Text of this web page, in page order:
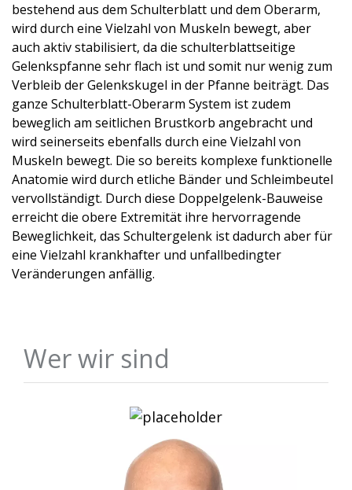
bestehend aus dem Schulterblatt und dem Oberarm,
wird durch eine Vielzahl von Muskeln bewegt, aber
auch aktiv stabilisiert, da die schulterblattseitige
Gelenkspfanne sehr flach ist und somit nur wenig zum
Verbleib der Gelenkskugel in der Pfanne beiträgt. Das
ganze Schulterblatt-Oberarm System ist zudem
beweglich am seitlichen Brustkorb angebracht und
wird seinerseits ebenfalls durch eine Vielzahl von
Muskeln bewegt. Die so bereits komplexe funktionelle
Anatomie wird durch etliche Bänder und Schleimbeutel
vervollständigt. Durch diese Doppelgelenk-Bauweise
erreicht die obere Extremität ihre hervorragende
Beweglichkeit, das Schultergelenk ist dadurch aber für
eine Vielzahl krankhafter und unfallbedingter
Veränderungen anfällig.
Wer wir sind